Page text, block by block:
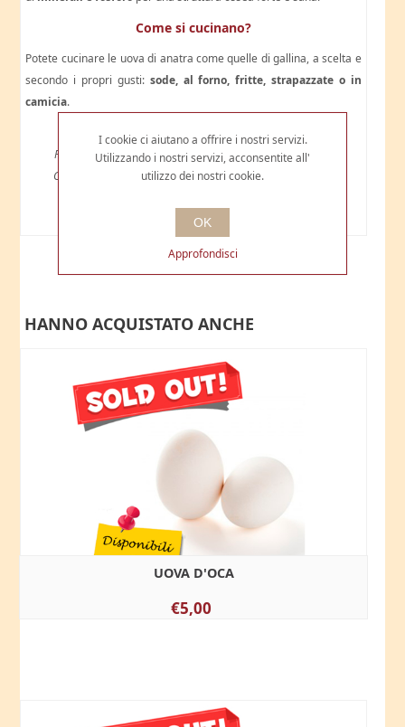
Come si cucinano?
Potete cucinare le uova di anatra come quelle di gallina, a scelta e
secondo i propri gusti: sode, al forno, fritte, strapazzate o in
camicia.
Prodotto da anatra allevate a terra a stabulazione libera
Conservare a temperatura ambiente oppure in frigorifero
HANNO ACQUISTATO ANCHE
UOVA D'OCA
€5,00
I cookie ci aiutano a offrire i nostri servizi.
Utilizzando i nostri servizi, acconsentite all'
utilizzo dei nostri cookie.
OK
Approfondisci